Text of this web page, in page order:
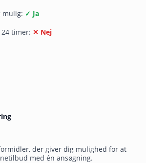
mulig: ✓ Ja
timer: ✕ Nej
der giver dig mulighed for at
med én ansøgning.